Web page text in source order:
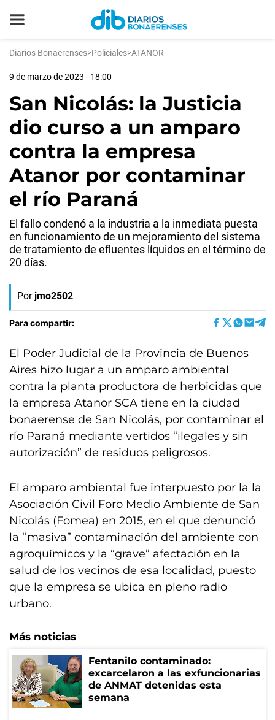
Diarios Bonaerenses>Policiales>ATANOR
9 de marzo de 2023 - 18:00
San Nicolás: la Justicia
dio curso a un amparo
contra la empresa
Atanor por contaminar
el río Paraná
El fallo condenó a la industria a la inmediata puesta
en funcionamiento de un mejoramiento del sistema
de tratamiento de efluentes líquidos en el término de
20 días.
Por jmo2502
Para compartir:
El Poder Judicial de la Provincia de Buenos
Aires hizo lugar a un amparo ambiental
contra la planta productora de herbicidas que
la empresa Atanor SCA tiene en la ciudad
bonaerense de San Nicolás, por contaminar el
río Paraná mediante vertidos “ilegales y sin
autorización” de residuos peligrosos.
El amparo ambiental fue interpuesto por la la
Asociación Civil Foro Medio Ambiente de San
Nicolás (Fomea) en 2015, en el que denunció
la “masiva” contaminación del ambiente con
agroquímicos y la “grave” afectación en la
salud de los vecinos de esa localidad, puesto
que la empresa se ubica en pleno radio
urbano.
Más noticias
Fentanilo contaminado:
excarcelaron a las exfuncionarias
de ANMAT detenidas esta
semana